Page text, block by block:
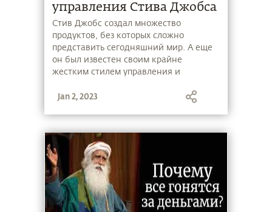
управления Стива Джобса
Стив Джобс создал множество
продуктов, без которых сложно
представить сегодняшний мир. А еще
он был известен своим крайне
жестким стилем управления и
Можно ли оправдать достигнутым
Jan 2, 2023